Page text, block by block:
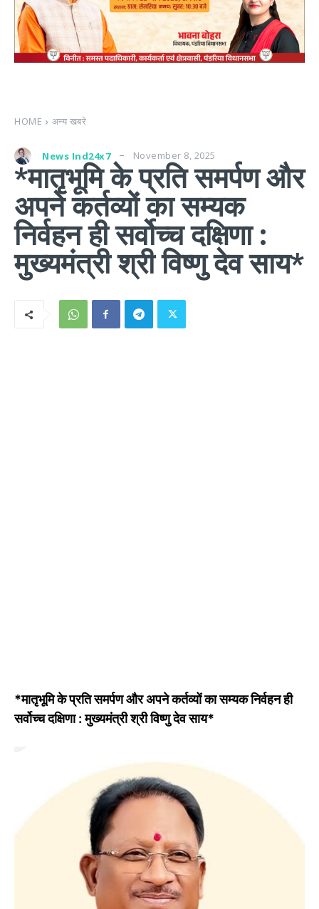
HOME अन्य खबरे
News Ind24x7 November 8, 2025
*मातृभूमि के प्रति समर्पण और
अपने कर्तव्यों का सम्यक
निर्वहन ही सर्वोच्च दक्षिणा :
मुख्यमंत्री श्री विष्णु देव साय*
*मातृभूमि के प्रति समर्पण और अपने कर्तव्यों का सम्यक निर्वहन ही
सर्वोच्च दक्षिणा : मुख्यमंत्री श्री विष्णु देव साय*